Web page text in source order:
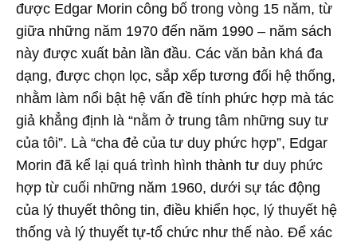
được Edgar Morin công bố trong vòng 15 năm, từ
giữa những năm 1970 đến năm 1990 – năm sách
này được xuất bản lần đầu. Các văn bản khá đa
dạng, được chọn lọc, sắp xếp tương đối hệ thống,
nhằm làm nổi bật hệ vấn đề tính phức hợp mà tác
giả khẳng định là “nằm ở trung tâm những suy tư
của tôi”. Là “cha đẻ của tư duy phức hợp”, Edgar
Morin đã kể lại quá trình hình thành tư duy phức
hợp từ cuối những năm 1960, dưới sự tác động
của lý thuyết thông tin, điều khiển học, lý thuyết hệ
thống và lý thuyết tự-tổ chức như thế nào. Để xác